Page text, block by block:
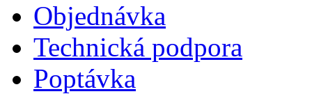
Objednávka
Technická podpora
Poptávka